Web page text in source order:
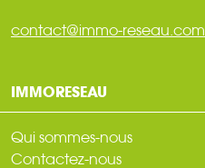
contact@immo-reseau.com
IMMORESEAU
Qui sommes-nous
Contactez-nous